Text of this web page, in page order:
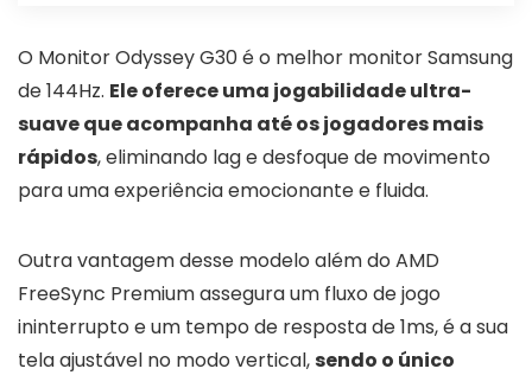
O Monitor Odyssey G30 é o melhor monitor Samsung
de 144Hz. Ele oferece uma jogabilidade ultra-
suave que acompanha até os jogadores mais
rápidos, eliminando lag e desfoque de movimento
para uma experiência emocionante e fluida.
Outra vantagem desse modelo além do AMD
FreeSync Premium assegura um fluxo de jogo
ininterrupto e um tempo de resposta de 1ms, é a sua
tela ajustável no modo vertical,sendo o único